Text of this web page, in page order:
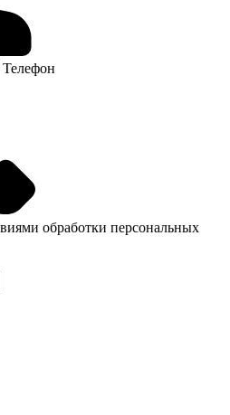
Телефон
обработки персональных